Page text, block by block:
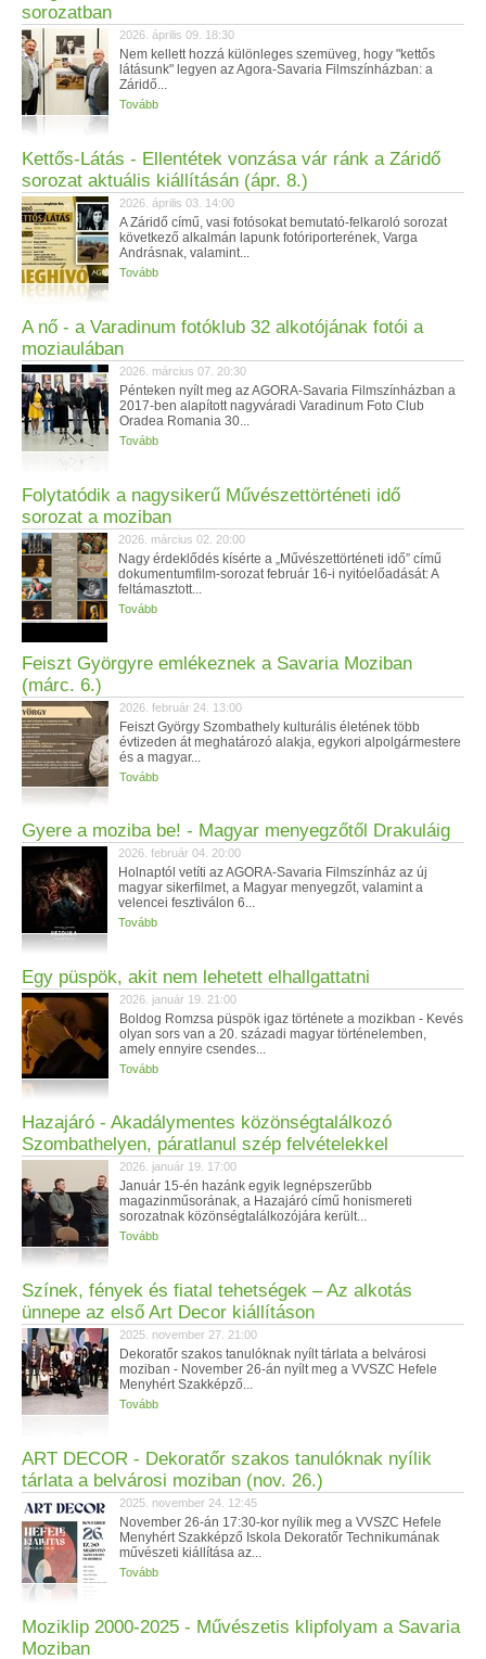
sorozatban
2026. április 09. 18:30
Nem kellett hozzá különleges szemüveg, hogy "kettős
látásunk" legyen az Agora-Savaria Filmszínházban: a
Záridő...
Tovább
Kettős-Látás - Ellentétek vonzása vár ránk a Záridő
sorozat aktuális kiállításán (ápr. 8.)
2026. április 03. 14:00
A Záridő című, vasi fotósokat bemutató-felkaroló sorozat
következő alkalmán lapunk fotóriporterének, Varga
Andrásnak, valamint...
Tovább
A nő - a Varadinum fotóklub 32 alkotójának fotói a
moziaulában
2026. március 07. 20:30
Pénteken nyílt meg az AGORA-Savaria Filmszínházban a
2017-ben alapított nagyváradi Varadinum Foto Club
Oradea Romania 30...
Tovább
Folytatódik a nagysikerű Művészettörténeti idő
sorozat a moziban
2026. március 02. 20:00
Nagy érdeklődés kísérte a „Művészettörténeti idő” című
dokumentumfilm-sorozat február 16-i nyitóelőadását: A
feltámasztott...
Tovább
Feiszt Györgyre emlékeznek a Savaria Moziban
(márc. 6.)
2026. február 24. 13:00
Feiszt György Szombathely kulturális életének több
évtizeden át meghatározó alakja, egykori alpolgármestere
és a magyar...
Tovább
Gyere a moziba be! - Magyar menyegzőtől Drakuláig
2026. február 04. 20:00
Holnaptól vetíti az AGORA-Savaria Filmszínház az új
magyar sikerfilmet, a Magyar menyegzőt, valamint a
velencei fesztiválon 6...
Tovább
Egy püspök, akit nem lehetett elhallgattatni
2026. január 19. 21:00
Boldog Romzsa püspök igaz története a mozikban - Kevés
olyan sors van a 20. századi magyar történelemben,
amely ennyire csendes...
Tovább
Hazajáró - Akadálymentes közönségtalálkozó
Szombathelyen, páratlanul szép felvételekkel
2026. január 19. 17:00
Január 15-én hazánk egyik legnépszerűbb
magazinműsorának, a Hazajáró című honismereti
sorozatnak közönségtalálkozójára került...
Tovább
Színek, fények és fiatal tehetségek – Az alkotás
ünnepe az első Art Decor kiállításon
2025. november 27. 21:00
Dekoratőr szakos tanulóknak nyílt tárlata a belvárosi
moziban - November 26-án nyílt meg a VVSZC Hefele
Menyhért Szakképző...
Tovább
ART DECOR - Dekoratőr szakos tanulóknak nyílik
tárlata a belvárosi moziban (nov. 26.)
2025. november 24. 12:45
November 26-án 17:30-kor nyílik meg a VVSZC Hefele
Menyhért Szakképző Iskola Dekoratőr Technikumának
művészeti kiállítása az...
Tovább
Moziklip 2000-2025 - Művészetis klipfolyam a Savaria
Moziban